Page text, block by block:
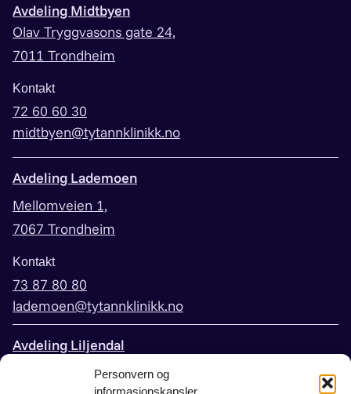
Personvern og
informasjonskapsler
Avdeling Midtbyen
Olav Tryggvasons gate 24,
7011 Trondheim
Kontakt
72 60 60 30
midtbyen@tytannklinikk.no
Avdeling Lademoen
Mellomveien 1,
7067 Trondheim
Kontakt
73 87 80 80
lademoen@tytannklinikk.no
Avdeling Liljendal
Peder Falcks vei 3,